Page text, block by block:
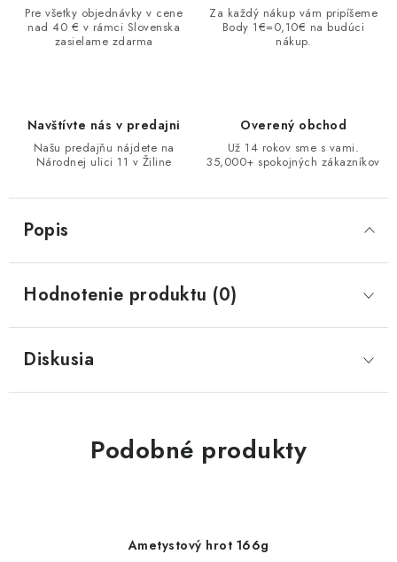
Pre všetky objednávky v cene
nad 40 € v rámci Slovenska
zasielame zdarma
Za každý nákup vám pripíšeme
Body 1€=0,10€ na budúci
nákup.
Navštívte nás v predajni
Našu predajňu nájdete na
Národnej ulici 11 v Žiline
Overený obchod
Už 14 rokov sme s vami.
35,000+ spokojných zákazníkov
Popis
Hodnotenie produktu (0)
Diskusia
Podobné produkty
Ametystový hrot 166g